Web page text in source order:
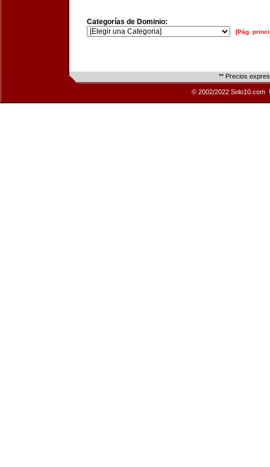
Categorías de Dominio:
[Pág.
** Precios
© 2002/2022 Solo10.com